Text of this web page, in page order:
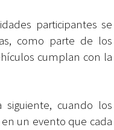
participantes se
como parte de los
cumplan con la
cuando los
un evento que cada